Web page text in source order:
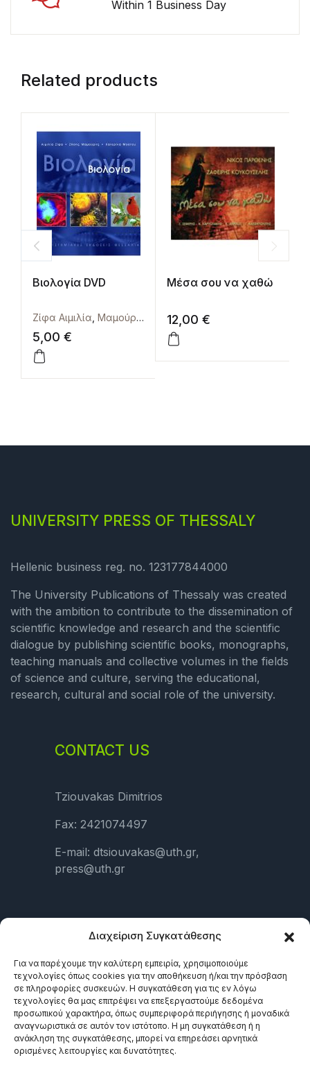
Διαχείριση Συγκατάθεσης
Για να παρέχουμε την καλύτερη εμπειρία, χρησιμοποιούμε
τεχνολογίες όπως cookies για την αποθήκευση ή/και την πρόσβαση
σε πληροφορίες συσκευών. Η συγκατάθεση για τις εν λόγω
τεχνολογίες θα μας επιτρέψει να επεξεργαστούμε δεδομένα
προσωπικού χαρακτήρα, όπως συμπεριφορά περιήγησης ή μοναδικά
αναγνωριστικά σε αυτόν τον ιστότοπο. Η μη συγκατάθεση ή η
ανάκληση της συγκατάθεσης, μπορεί να επηρεάσει αρνητικά
ορισμένες λειτουργίες και δυνατότητες.
Within 1 Business Day
Related products
Βιολογία DVD
Ζίφα Αιμιλία Μαμούρης Ζήσης ,Μούτου Κατερίνα
5,00 €
Μέσα σου να χαθώ
12,00 €
UNIVERSITY PRESS OF THESSALY
Hellenic business reg. no. 123177844000
The University Publications of Thessaly was created
with the ambition to contribute to the dissemination of
scientific knowledge and research and the scientific
dialogue by publishing scientific books, monographs,
teaching manuals and collective volumes in the fields
of science and culture, serving the educational,
research, cultural and social role of the university.
CONTACT US
Tziouvakas Dimitrios
Fax: 2421074497
E-mail: dtsiouvakas@uth.gr,
press@uth.gr